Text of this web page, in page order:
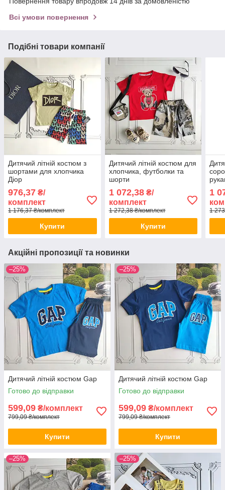
Всі умови повернення
Подібні товари компанії
Дитячий літній костюм з
шортами для хлопчика
Діор
976,37 ₴/
комплект
1 176,37 ₴/комплект
Купити
Дитячий літній костюм для
хлопчика, футболки та
шорти
1 072,38₴/
комплект
1 272,38 ₴/комплект
Купити
1
1
Акційні пропозиції та новинки
–25%
Дитячий літній костюм Gap
Готово до відправки
599,09 ₴/комплект
799,09 ₴/комплект
Купити
–25%
Дитячий літній костюм Gap
Готово до відправки
599,09 ₴/комплект
799,09 ₴/комплект
Купити
–25% –25%